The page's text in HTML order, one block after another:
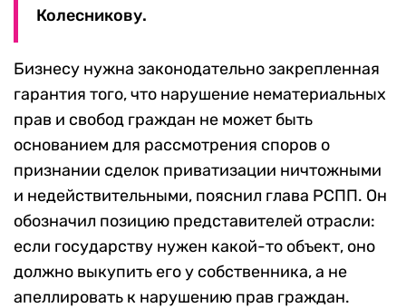
Колесникову.
Бизнесу нужна законодательно закрепленная
гарантия того, что нарушение нематериальных
прав и свобод граждан не может быть
основанием для рассмотрения споров о
признании сделок приватизации ничтожными
и недействительными, пояснил глава РСПП. Он
обозначил позицию представителей отрасли:
если государству нужен какой-то объект, оно
должно выкупить его у собственника, а не
апеллировать к нарушению прав граждан.